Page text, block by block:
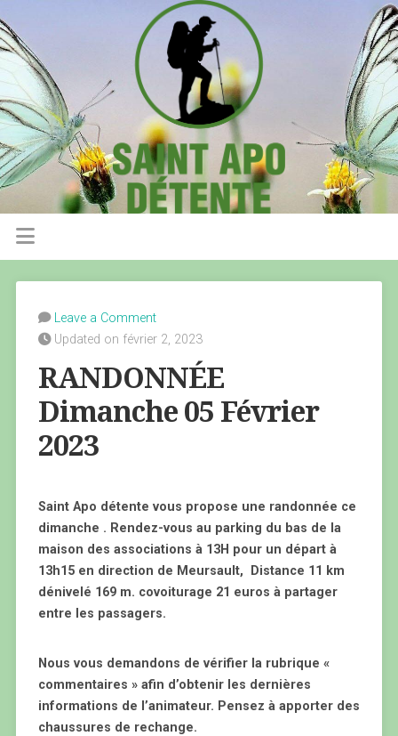
Leave a Comment
Updated on février 2, 2023
RANDONNÉE
Dimanche 05 Février
2023
Saint Apo détente vous propose une randonnée ce
dimanche . Rendez-vous au parking du bas de la
maison des associations à 13H pour un départ à
13h15 en direction de Meursault, Distance 11 km
dénivelé 169 m. covoiturage 21 euros à partager
entre les passagers.
Nous vous demandons de vérifier la rubrique «
commentaires » afin d’obtenir les dernières
informations de l’animateur. Pensez à apporter des
chaussures de rechange.